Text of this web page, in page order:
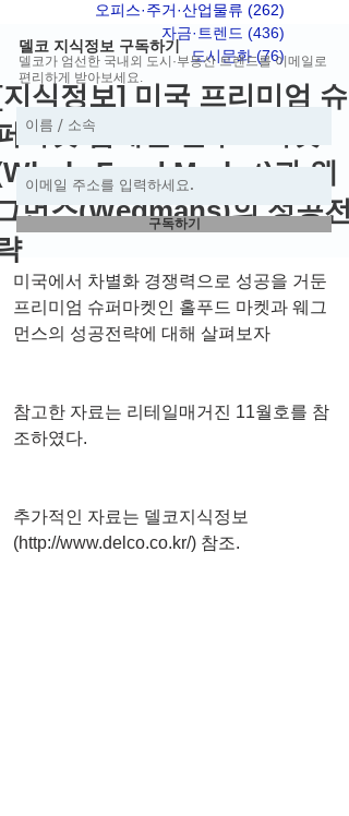
오피스·주거·산업물류 (262)
자금·트렌드 (436)
도시문화 (76)게시물 76
식정보] 미국 프리미엄 슈
마켓 업계인 홀푸드마켓
Food Market)과 웨
먼스(Wegmans)의 성공전
미국에서 차별화 경쟁력으로 성공을 거둔
프리미엄 슈퍼마켓인 홀푸드 마켓과 웨그
먼스의 성공전략에 대해 살펴보자
참고한 자료는 리테일매거진 11월호를 참
조하였다.
추가적인 자료는 델코지식정보
(http://www.delco.co.kr/) 참조.
델코 지식정보 구독하기
델코가 엄선한 국내외 도시·부동산 트렌드를 이메일로
편리하게 받아보세요.
구독하기